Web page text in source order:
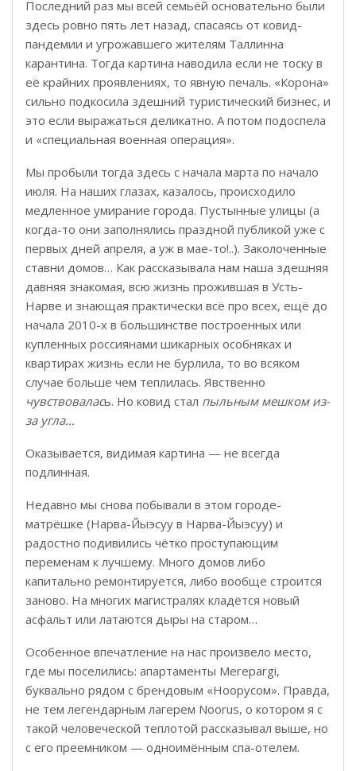
Последний раз мы всей семьёй основательно были
здесь ровно пять лет назад, спасаясь от ковид-
пандемии и угрожавшего жителям Таллинна
карантина. Тогда картина наводила если не тоску в
её крайних проявлениях, то явную печаль. «Корона»
сильно подкосила здешний туристический бизнес, и
это если выражаться деликатно. А потом подоспела
и «специальная военная операция».
Мы пробыли тогда здесь с начала марта по начало
июля. На наших глазах, казалось, происходило
медленное умирание города. Пустынные улицы (а
когда-то они заполнялись праздной публикой уже с
первых дней апреля, а уж в мае-то!..). Заколоченные
ставни домов… Как рассказывала нам наша здешняя
давняя знакомая, всю жизнь прожившая в Усть-
Нарве и знающая практически всё про всех, ещё до
начала 2010-х в большинстве построенных или
купленных россиянами шикарных особняках и
квартирах жизнь если не бурлила, то во всяком
случае больше чем теплилась. Явственно
чувствовалась. Но ковид стал пыльным мешком из-
за угла…
Оказывается, видимая картина — не всегда
подлинная.
Недавно мы снова побывали в этом городе-
матрёшке (Нарва-Йыэсуу в Нарва-Йыэсуу) и
радостно подивились чётко проступающим
переменам к лучшему. Много домов либо
капитально ремонтируется, либо вообще строится
заново. На многих магистралях кладётся новый
асфальт или латаются дыры на старом…
Особенное впечатление на нас произвело место,
где мы поселились: апартаменты Merepargi,
буквально рядом с брендовым «Ноорусом». Правда,
не тем легендарным лагерем Noorus, о котором я с
такой человеческой теплотой рассказывал выше, но
с его преемником — одноимённым спа-отелем.